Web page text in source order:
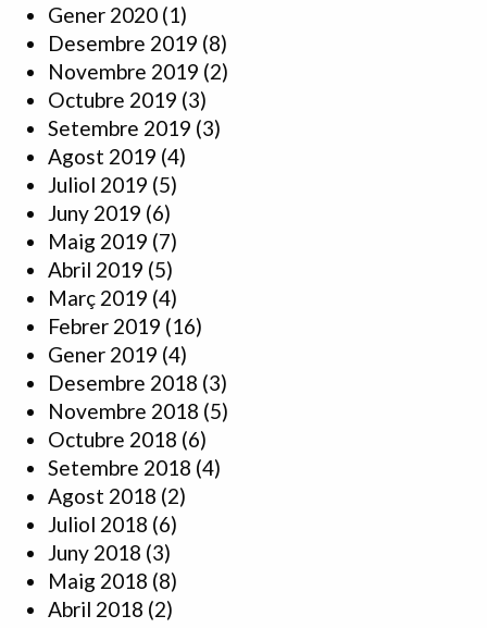
Gener 2020 (1)
Desembre 2019 (8)
Novembre 2019 (2)
Octubre 2019 (3)
Setembre 2019 (3)
Agost 2019 (4)
Juliol 2019 (5)
Juny 2019 (6)
Maig 2019 (7)
Abril 2019 (5)
Març 2019 (4)
Febrer 2019 (16)
Gener 2019 (4)
Desembre 2018 (3)
Novembre 2018 (5)
Octubre 2018 (6)
Setembre 2018 (4)
Agost 2018 (2)
Juliol 2018 (6)
Juny 2018 (3)
Maig 2018 (8)
Abril 2018 (2)